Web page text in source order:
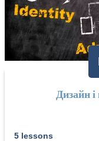
Дизайн і
5 lessons